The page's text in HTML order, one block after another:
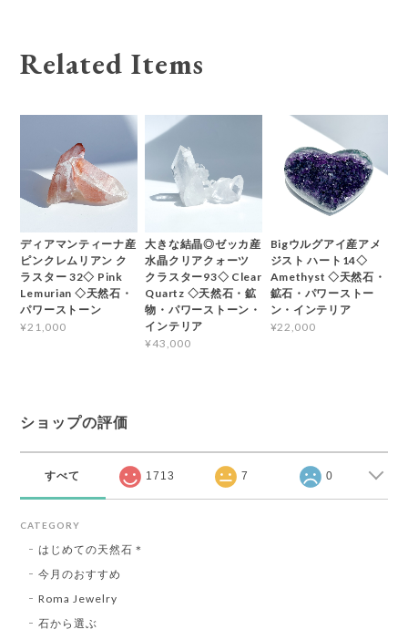
Related Items
ディアマンティーナ産
ピンクレムリアン ク
ラスター 32◇ Pink
Lemurian ◇天然石・
パワーストーン
¥21,000
大きな結晶◎ゼッカ産
水晶クリアクォーツ
クラスター93◇ Clear
Quartz ◇天然石・鉱
物・パワーストーン・
インテリア
¥43,000
Bigウルグアイ産アメ
ジスト ハート14◇
Amethyst ◇天然石・
鉱石・パワーストー
ン・インテリア
¥22,000
ショップの評価
すべて 1713 7 0
CATEGORY
はじめての天然石＊
今月のおすすめ
Roma Jewelry
石から選ぶ